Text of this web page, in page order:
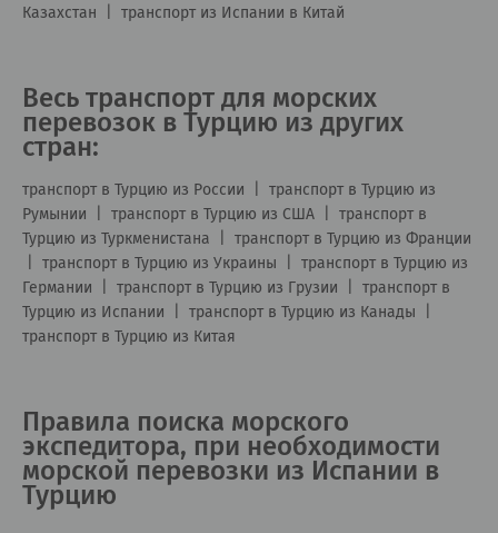
Казахстан
транспорт из Испании в Китай
Весь транспорт для морских
перевозок в Турцию из других
стран:
транспорт в Турцию из России
транспорт в Турцию из
Румынии
транспорт в Турцию из США
транспорт в
Турцию из Туркменистана
транспорт в Турцию из Франции
транспорт в Турцию из Украины
транспорт в Турцию из
Германии
транспорт в Турцию из Грузии
транспорт в
Турцию из Испании
транспорт в Турцию из Канады
транспорт в Турцию из Китая
Правила поиска морского
экспедитора, при необходимости
морской перевозки из Испании в
Турцию